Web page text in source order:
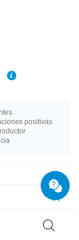
positivas
en los
más con